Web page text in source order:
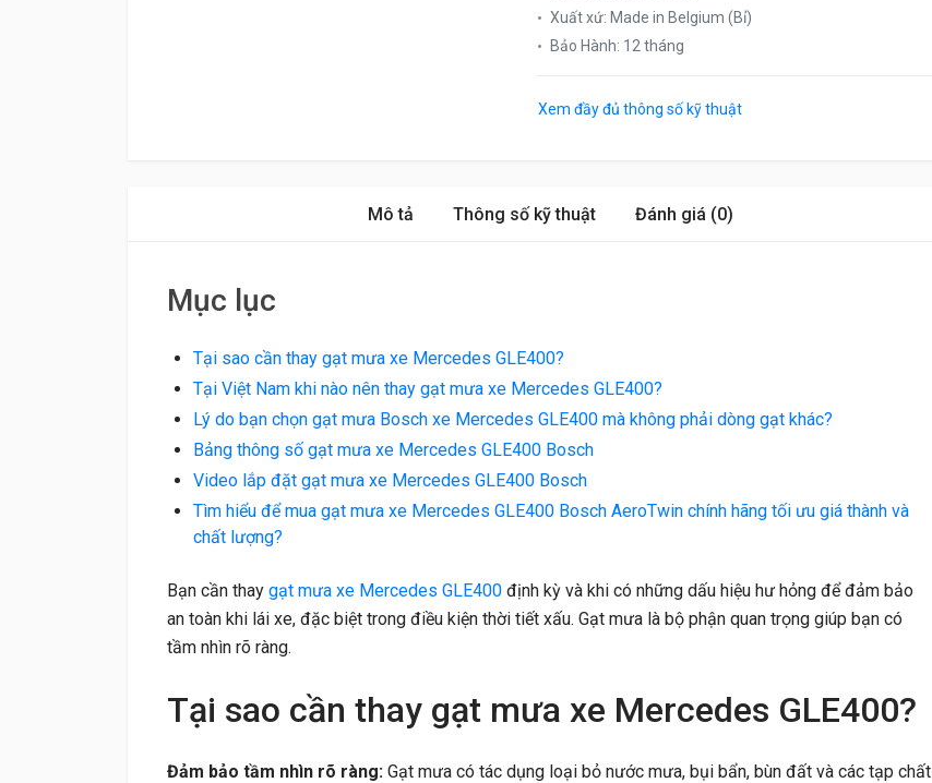
Xuất xứ: Made in Belgium (Bỉ)
Bảo Hành: 12 tháng
Xem đầy đủ thông số kỹ thuật
Mô tả Thông số kỹ thuật Đánh giá (0)
Mục lục
Tại sao cần thay gạt mưa xe Mercedes GLE400?
Tại Việt Nam khi nào nên thay gạt mưa xe Mercedes GLE400?
Lý do bạn chọn gạt mưa Bosch xe Mercedes GLE400 mà không phải dòng gạt khác?
Bảng thông số gạt mưa xe Mercedes GLE400 Bosch
Video lắp đặt gạt mưa xe Mercedes GLE400 Bosch
Tìm hiểu để mua gạt mưa xe Mercedes GLE400 Bosch AeroTwin chính hãng tối ưu giá thành và
chất lượng?
Bạn cần thay gạt mưa xe Mercedes GLE400 định kỳ và khi có những dấu hiệu hư hỏng để đảm bảo
an toàn khi lái xe, đặc biệt trong điều kiện thời tiết xấu. Gạt mưa là bộ phận quan trọng giúp bạn có
tầm nhìn rõ ràng.
Tại sao cần thay gạt mưa xe Mercedes GLE400?
Đảm bảo tầm nhìn rõ ràng: Gạt mưa có tác dụng loại bỏ nước mưa, bụi bẩn, bùn đất và các tạp chất